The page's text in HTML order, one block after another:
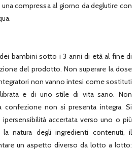
una compressa al giorno da deglutire con
bambini sotto i 3 anni di età al fine di
del prodotto. Non superare la dose
non vanno intesi come sostituti
e di uno stile di vita sano. Non
non si presenta integra. Si
ipersensibilità accertata verso uno o più
la natura degli ingredienti contenuti, il
un aspetto diverso da lotto a lotto: